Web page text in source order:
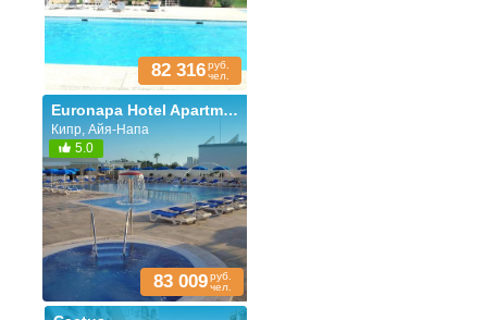
82 316руб.
чел.
Euronapa Hotel Apartments
Кипр, Айя-Напа
5.0
83 009руб.
чел.